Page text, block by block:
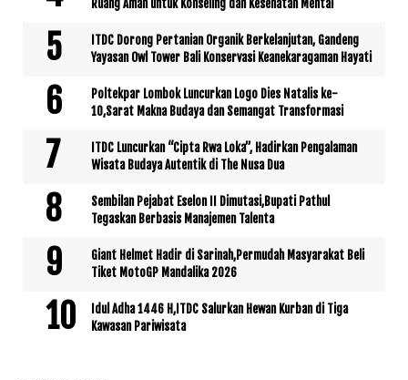
Ruang Aman untuk Konseling dan Kesehatan Mental
ITDC Dorong Pertanian Organik Berkelanjutan, Gandeng
Yayasan Owl Tower Bali Konservasi Keanekaragaman Hayati
Poltekpar Lombok Luncurkan Logo Dies Natalis ke-
10,Sarat Makna Budaya dan Semangat Transformasi
ITDC Luncurkan “Cipta Rwa Loka”, Hadirkan Pengalaman
Wisata Budaya Autentik di The Nusa Dua
Sembilan Pejabat Eselon II Dimutasi,Bupati Pathul
Tegaskan Berbasis Manajemen Talenta
Giant Helmet Hadir di Sarinah,Permudah Masyarakat Beli
Tiket MotoGP Mandalika 2026
Idul Adha 1446 H,ITDC Salurkan Hewan Kurban di Tiga
Kawasan Pariwisata